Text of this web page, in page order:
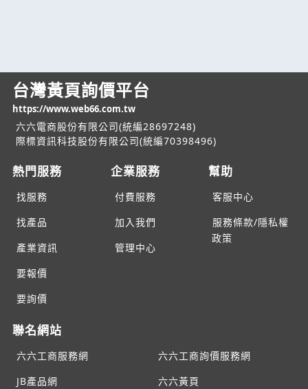
台灣黃頁詢價平台
https://www.web66.com.tw
六六電商股份有限公司(統編28697248)
際標資訊科技股份有限公司(統編70398496)
熱門服務
找服務
找產品
產業資訊
要報價
要詢價
企業服務
付費服務
加入我們
管理中心
幫助
客服中心
服務條款/隱私權
政策
聯名網站
六六工商服務網
六六工商詢價服務網
JB產品網
六六黃頁